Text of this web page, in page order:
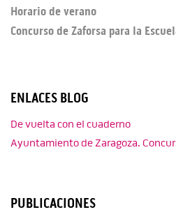
Horario de verano
Concurso de Zaforsa para la
ENLACES BLOG
De vuelta con el cuaderno
Ayuntamiento de Zaragoza.
PUBLICACIONES